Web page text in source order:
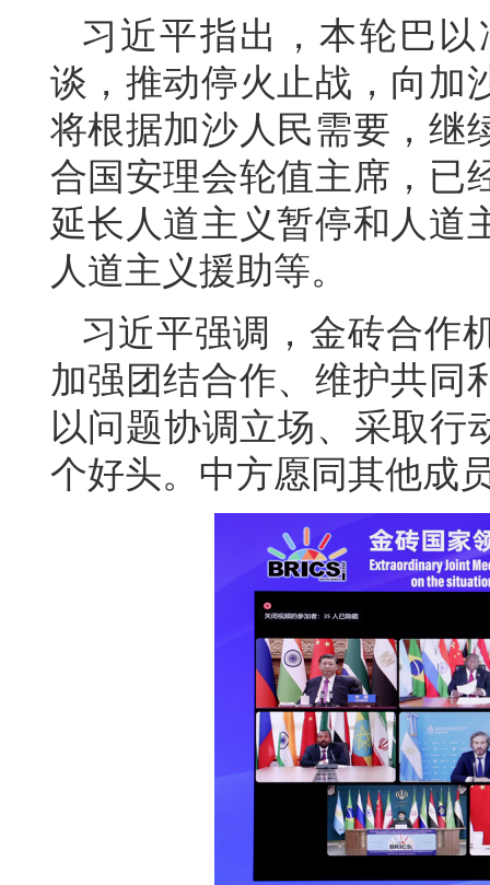
习近平指出，本轮巴
谈，推动停火止战，向加
将根据加沙人民需要，继
合国安理会轮值主席，已
延长人道主义暂停和人道
人道主义援助等。
习近平强调，金砖合作
加强团结合作、维护共同
以问题协调立场、采取行
个好头。中方愿同其他成